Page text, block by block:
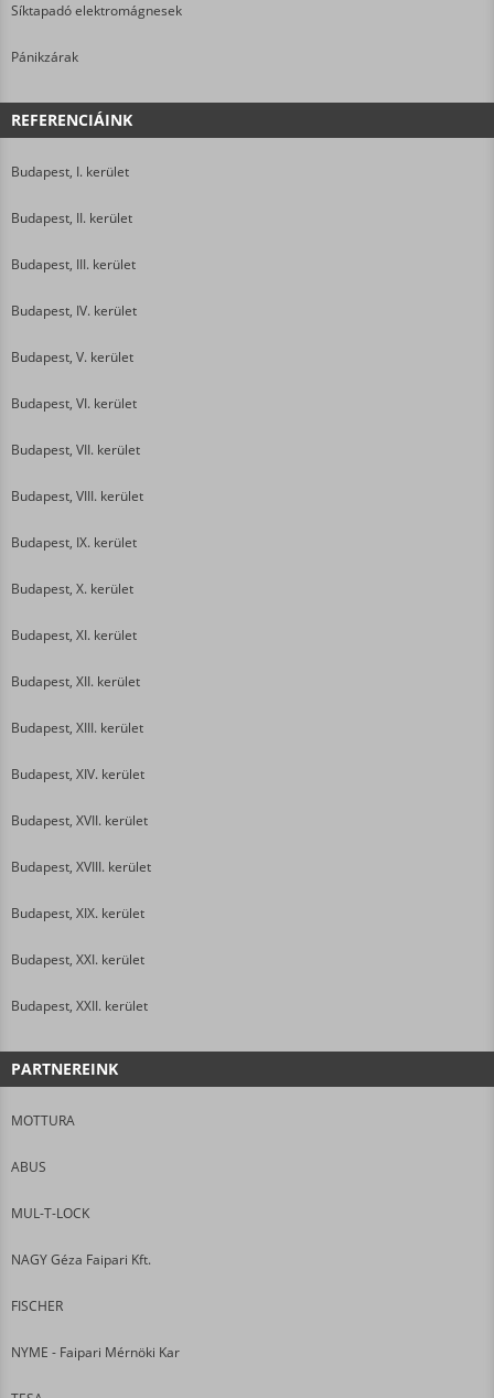
Síktapadó elektromágnesek
Pánikzárak
REFERENCIÁINK
Budapest, I. kerület
Budapest, II. kerület
Budapest, III. kerület
Budapest, IV. kerület
Budapest, V. kerület
Budapest, VI. kerület
Budapest, VII. kerület
Budapest, VIII. kerület
Budapest, IX. kerület
Budapest, X. kerület
Budapest, XI. kerület
Budapest, XII. kerület
Budapest, XIII. kerület
Budapest, XIV. kerület
Budapest, XVII. kerület
Budapest, XVIII. kerület
Budapest, XIX. kerület
Budapest, XXI. kerület
Budapest, XXII. kerület
PARTNEREINK
MOTTURA
ABUS
MUL-T-LOCK
NAGY Géza Faipari Kft.
FISCHER
NYME - Faipari Mérnöki Kar